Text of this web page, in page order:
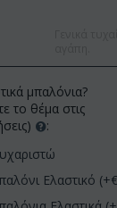
μπαλόνια?
το θέμα στις
:
Ελαστικό (+€